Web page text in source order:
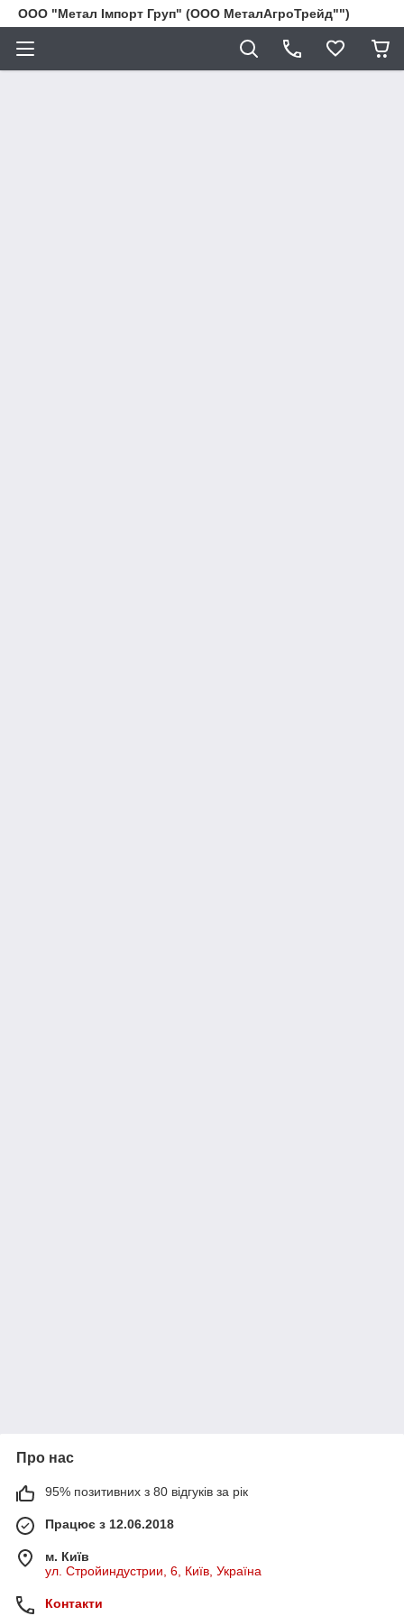
ООО "Метал Імпорт Груп" (ООО МеталАгроТрейд"")
Про нас
95% позитивних з 80 відгуків за рік
Працює з 12.06.2018
м. Київ
ул. Стройиндустрии, 6, Київ, Україна
Контакти